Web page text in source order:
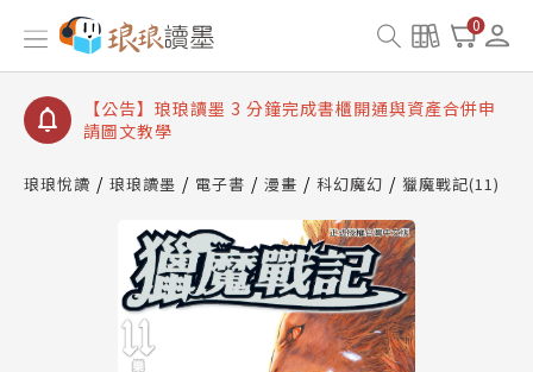
0
【公告】琅琅讀墨數位閱讀資產合併與書櫃開通申請
【公告】琅琅讀墨書櫃開通常見問題
【公告】琅琅讀墨 3 分鐘完成書櫃開通與資產合併申
請圖文教學
查詢
【公告】琅琅讀墨數位閱讀資產合併與書櫃開通申請
琅琅悅讀 琅琅讀墨 電子書 漫畫 科幻魔幻 獵魔戰記(11)